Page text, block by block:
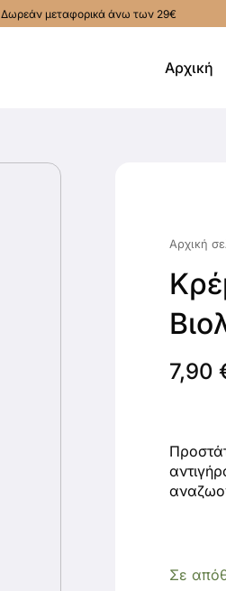
Δωρεάν μεταφορικά άνω των 29€
Αρχική
Αρχική
7,90
Σε